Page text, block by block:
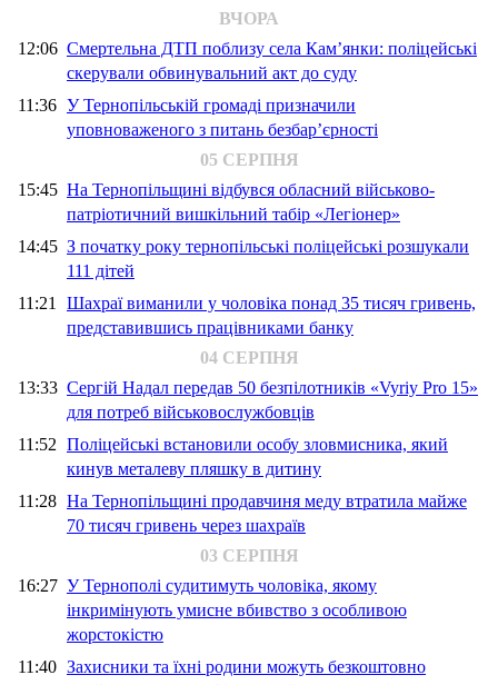
ВЧОРА
12:06 Смертельна ДТП поблизу села Кам’янки: поліцейські
скерували обвинувальний акт до суду
11:36 У Тернопільській громаді призначили
уповноваженого з питань безбар’єрності
05 СЕРПНЯ
15:45 На Тернопільщині відбувся обласний військово-
патріотичний вишкільний табір «Легіонер»
14:45 З початку року тернопільські поліцейські розшукали
111 дітей
11:21 Шахраї виманили у чоловіка понад 35 тисяч гривень,
представившись працівниками банку
04 СЕРПНЯ
13:33 Сергій Надал передав 50 безпілотників «Vyriy Pro 15»
для потреб військовослужбовців
11:52 Поліцейські встановили особу зловмисника, який
кинув металеву пляшку в дитину
11:28 На Тернопільщині продавчиня меду втратила майже
70 тисяч гривень через шахраїв
03 СЕРПНЯ
16:27 У Тернополі судитимуть чоловіка, якому
інкримінують умисне вбивство з особливою
жорстокістю
11:40 Захисники та їхні родини можуть безкоштовно